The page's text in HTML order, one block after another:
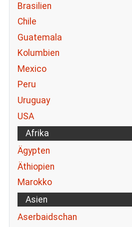
Brasilien
Chile
Guatemala
Kolumbien
Mexico
Peru
Uruguay
USA
Afrika
Ägypten
Äthiopien
Marokko
Asien
Aserbaidschan